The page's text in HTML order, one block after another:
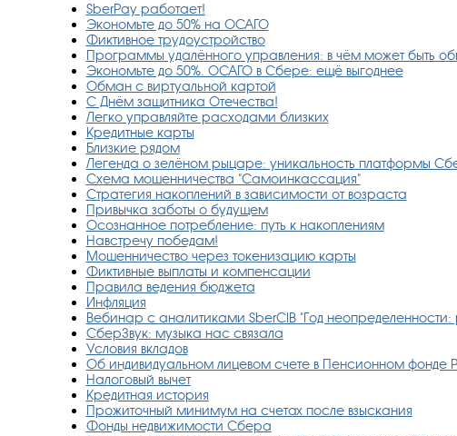
SberPay работает!
Экономьте до 50% на ОСАГО
Фиктивное трудоустройство
Программы удалённого управления: в чём может быть
Экономьте до 50%. ОСАГО в Сбере: ещё выгоднее
Обман с виртуальной картой
С Днём защитника Отечества!
Легко управляйте расходами близких
Кредитные карты
Близкие рядом
Легенда о зелёном рыцаре: уникальность платформы
Схема мошенничества "Самоинкассация"
Стратегия накоплений в зависимости от возраста
Привычка заботы о будущем
Осознанное потребление: путь к накоплениям
Навстречу победам!
Мошенничество через токенизацию карты
Фиктивные выплаты и компенсации
Правила ведения бюджета
Инфляция
Вебинар с аналитиками SberCIB "Год
СберЗвук: музыка нас связала
Условия вкладов
Об индивидуальном лицевом счете в Пенсионном фонде
Налоговый вычет
Кредитная история
Прожиточный минимум на счетах после взыскания
Фонды недвижимости Сбера